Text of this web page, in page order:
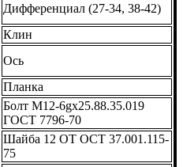
Дифференциал (27-34, 38-42)
Клин
Ось
Планка
Болт М12-6gx25.88.35.019
ГОСТ 7796-70
Шайба 12 ОТ ОСТ 37.001.115-
75